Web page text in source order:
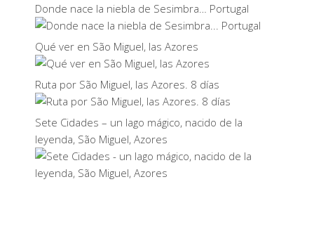
Donde nace la niebla de Sesimbra… Portugal
Qué ver en São Miguel, las Azores
Ruta por São Miguel, las Azores. 8 días
Sete Cidades – un lago mágico, nacido de la
leyenda, São Miguel, Azores